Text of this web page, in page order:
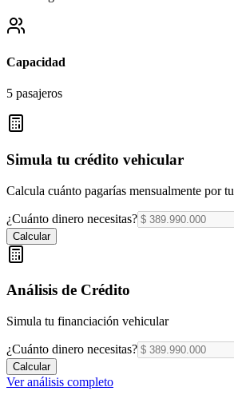
Capacidad
5 pasajeros
Simula tu crédito vehicular
Calcula cuánto pagarías mensualmente por tu
¿Cuánto dinero necesitas?
Calcular
Análisis de Crédito
Simula tu financiación vehicular
¿Cuánto dinero necesitas?
Calcular
Ver análisis completo